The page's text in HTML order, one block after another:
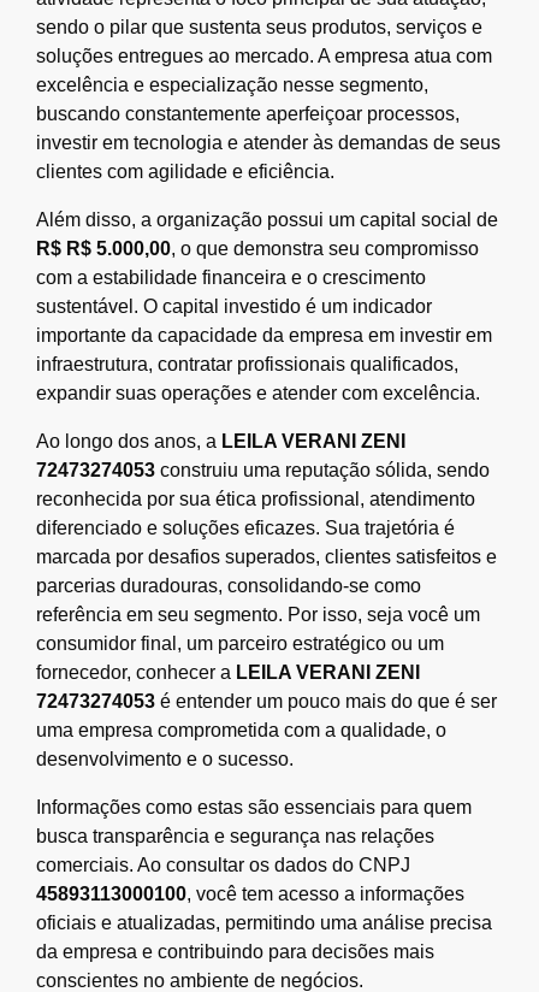
sendo o pilar que sustenta seus produtos, serviços e
soluções entregues ao mercado. A empresa atua com
excelência e especialização nesse segmento,
buscando constantemente aperfeiçoar processos,
investir em tecnologia e atender às demandas de seus
clientes com agilidade e eficiência.
Além disso, a organização possui um capital social de
R$ R$ 5.000,00, o que demonstra seu compromisso
com a estabilidade financeira e o crescimento
sustentável. O capital investido é um indicador
importante da capacidade da empresa em investir em
infraestrutura, contratar profissionais qualificados,
expandir suas operações e atender com excelência.
Ao longo dos anos, a LEILA VERANI ZENI
72473274053 construiu uma reputação sólida, sendo
reconhecida por sua ética profissional, atendimento
diferenciado e soluções eficazes. Sua trajetória é
marcada por desafios superados, clientes satisfeitos e
parcerias duradouras, consolidando-se como
referência em seu segmento. Por isso, seja você um
consumidor final, um parceiro estratégico ou um
fornecedor, conhecer a LEILA VERANI ZENI
72473274053 é entender um pouco mais do que é ser
uma empresa comprometida com a qualidade, o
desenvolvimento e o sucesso.
Informações como estas são essenciais para quem
busca transparência e segurança nas relações
comerciais. Ao consultar os dados do CNPJ
45893113000100, você tem acesso a informações
oficiais e atualizadas, permitindo uma análise precisa
da empresa e contribuindo para decisões mais
conscientes no ambiente de negócios.